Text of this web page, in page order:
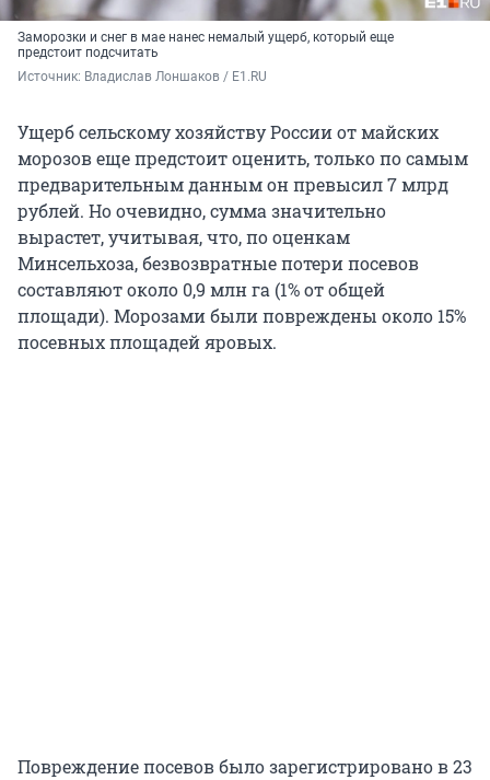
Заморозки и снег в мае нанес немалый ущерб, который еще
предстоит подсчитать
Источник: Владислав Лоншаков / E1.RU
Ущерб сельскому хозяйству России от майских
морозов еще предстоит оценить, только по самым
предварительным данным он превысил 7 млрд
рублей. Но очевидно, сумма значительно
вырастет, учитывая, что, по оценкам
Минсельхоза, безвозвратные потери посевов
составляют около 0,9 млн га (1% от общей
площади). Морозами были повреждены около 15%
посевных площадей яровых.
Повреждение посевов было зарегистрировано в 23